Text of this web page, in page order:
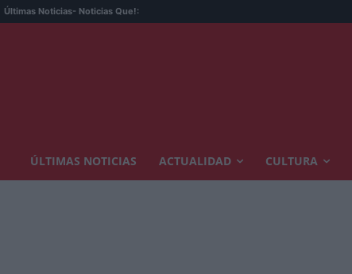
Últimas Noticias- Noticias Que!:
ÚLTIMAS NOTICIAS ACTUALIDAD CULTURA